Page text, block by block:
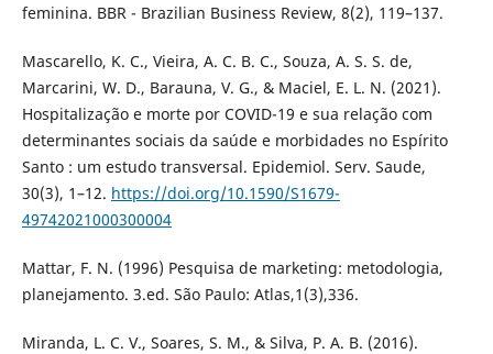
feminina. BBR - Brazilian Business Review, 8(2), 119–137.
Mascarello, K. C., Vieira, A. C. B. C., Souza, A. S. S. de,
Marcarini, W. D., Barauna, V. G., & Maciel, E. L. N. (2021).
Hospitalização e morte por COVID-19 e sua relação com
determinantes sociais da saúde e morbidades no Espírito
Santo : um estudo transversal. Epidemiol. Serv. Saude,
30(3), 1–12. https://doi.org/10.1590/S1679-
49742021000300004
Mattar, F. N. (1996) Pesquisa de marketing: metodologia,
planejamento. 3.ed. São Paulo: Atlas,1(3),336.
Miranda, L. C. V., Soares, S. M., & Silva, P. A. B. (2016).